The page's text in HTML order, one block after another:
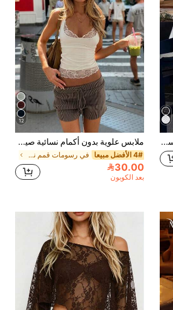
بلوزة صيفية جديدة 2026 بأسلوب فرنسي حلو المظهر، ياقة على شكل حرف V، أكمام قصيرة، مع ربطة فيونكة وخصر مشدود، بنقاط بولكا، ملابس كاجوال للمواعدة والغداء اليومي، باللون الأبيض
12
ملابس علوية بدون أكمام نسائية صيفية كاجوال للشارع والاستخدام اليومي والحفلات الموسيقية، بتصميم دانتيل متباين، أسلوب مهرجان، باللون الأبيض
4# الأفضل مبيعا في رسومات قمم نسائية
30.00
بعد الكوبون